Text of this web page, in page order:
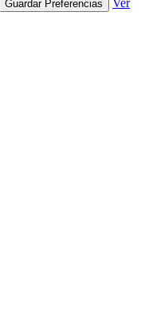
Guardar Preferencias
Ver